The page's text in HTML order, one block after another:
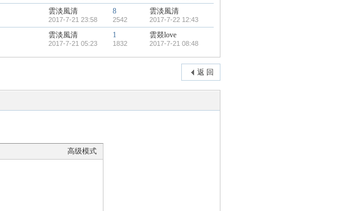
雲淡風清
2017-7-21 23:58
8
2542
雲淡風清
2017-7-22 12:43
雲淡風清
2017-7-21 05:23
1
1832
雲燚love
2017-7-21 08:48
返 回
高级模式